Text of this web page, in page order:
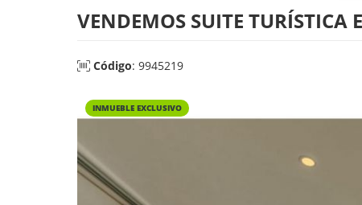
VENDEMOS SUITE TURÍSTICA
Código: 9945219
INMUEBLE EXCLUSIVO